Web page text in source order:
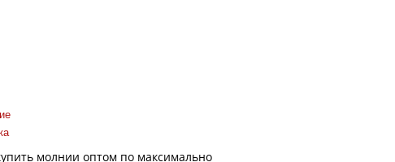
молнии оптом по максимально